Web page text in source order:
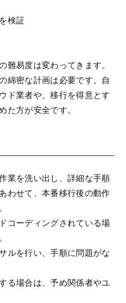
検証
難易度は変わってきます。
綿密な計画は必要です。自
ド業者や、移行を得意とす
た方が安全です。
業を洗い出し、詳細な手順
わせて、本番移行後の動作
コーディングされている場
ルを行い、手順に問題がな
る場合は、予め関係者やユ